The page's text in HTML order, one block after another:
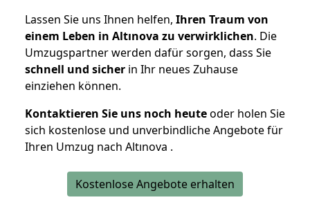
Lassen Sie uns Ihnen helfen, Ihren Traum von
einem Leben in Altınova zu verwirklichen. Die
Umzugspartner werden dafür sorgen, dass Sie
schnell und sicher in Ihr neues Zuhause
einziehen können.
Kontaktieren Sie uns noch heuteoder holen Sie
sich kostenlose und unverbindliche Angebote für
Ihren Umzug nach Altınova .
Kostenlose Angebote erhalten